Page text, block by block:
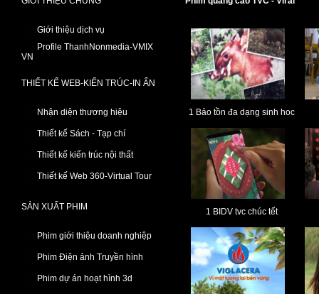
Giới thiệu dịch vụ
Profile ThanhNonmedia-VMIX
VN
THIẾT KẾ WEB-KIẾN TRÚC-IN ẤN
Nhận diện thương hiệu
Thiết kế Sách - Tạp chí
Thiết kế kiến trúc nội thất
Thiết kế Web 360-Virtual Tour
SẢN XUẤT PHIM
Phim giới thiệu doanh nghiệp
Phim Điện ảnh Truyền hình
Phim dự án hoạt hình 3d
1 Bảo tồn đa dạng sinh hoc
1 BIDV tvc chúc tết